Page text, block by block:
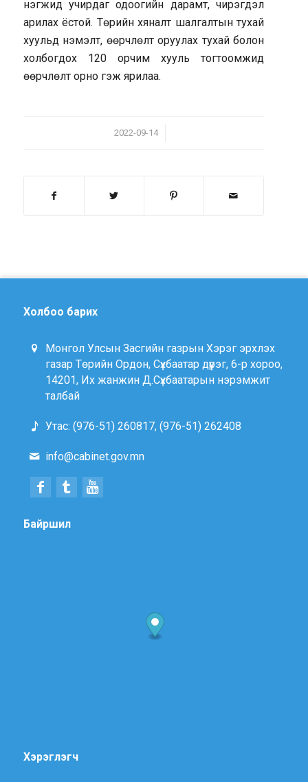
нэгжид учирдаг одоогийн дарамт, чирэгдэл
арилах ёстой. Төрийн хяналт шалгалтын тухай
хуульд нэмэлт, өөрчлөлт оруулах тухай болон
холбогдох 120 орчим хууль тогтоомжид
өөрчлөлт орно гэж ярилаа.
2022-09-14
/
Холбоо барих
Монгол Улсын Засгийн газрын Хэрэг эрхлэх
газар Төрийн Ордон, Сүхбаатар дүүрэг, 6-р хороо,
14201, Их жанжин Д.Сүхбаатарын нэрэмжит
талбай
Утас: (976-51) 260817, (976-51) 262408
info@cabinet.gov.mn
Байршил
Хэрэглэгч